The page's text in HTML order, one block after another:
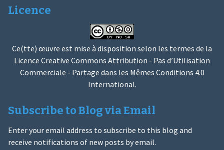
Licence
Ce(tte) œuvre est mise à disposition selon les termes de la
Licence Creative Commons Attribution - Pas d’Utilisation
Commerciale - Partage dans les Mêmes Conditions 4.0
International.
Subscribe to Blog via Email
Enter your email address to subscribe to this blog and
receive notifications of new posts by email.